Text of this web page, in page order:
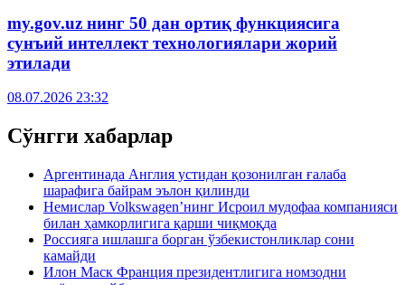
my.gov.uz нинг 50 дан ортиқ функциясига
сунъий интеллект технологиялари жорий
этилади
08.07.2026 23:32
Сўнгги хабарлар
Аргентинада Англия устидан қозонилган ғалаба
шарафига байрам эълон қилинди
Немислар Volkswagen’нинг Исроил мудофаа компанияси
билан ҳамкорлигига қарши чиқмоқда
Россияга ишлашга борган ўзбекистонликлар сони
камайди
Илон Маск Франция президентлигига номзодни